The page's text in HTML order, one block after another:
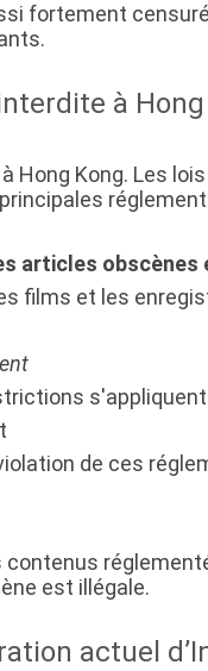
fortement
à Hong
Hong Kong. Les
articles obscènes
films et les
de ces
est illégale.
actuel